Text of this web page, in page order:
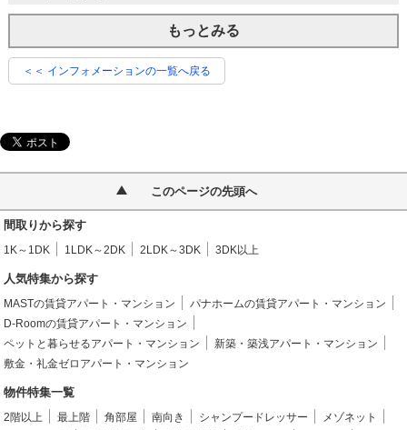
もっとみる
＜＜ インフォメーションの一覧へ戻る
このページの先頭へ
間取りから探す
1K～1DK 1LDK～2DK 2LDK～3DK 3DK以上
人気特集から探す
MASTの賃貸アパート・マンション
パナホームの賃貸アパート・マンション
D-Roomの賃貸アパート・マンション
ペットと暮らせるアパート・マンション
新築・築浅アパート・マンション
敷金・礼金ゼロアパート・マンション
物件特集一覧
2階以上 最上階 角部屋 南向き シャンプードレッサー
メゾネット